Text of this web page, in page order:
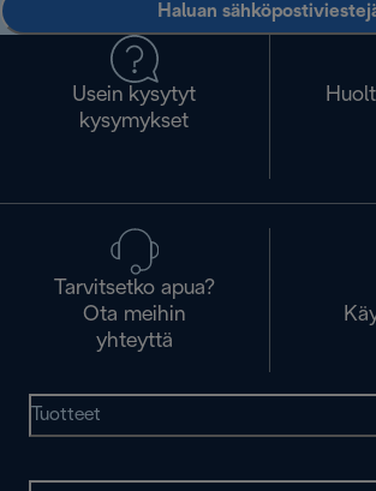
Haluan
Usein kysytyt
kysymykset
Tarvitsetko apua?
Ota meihin
yhteyttä
Tuotteet